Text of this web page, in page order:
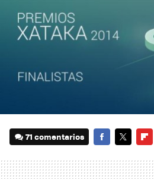
71 comentarios